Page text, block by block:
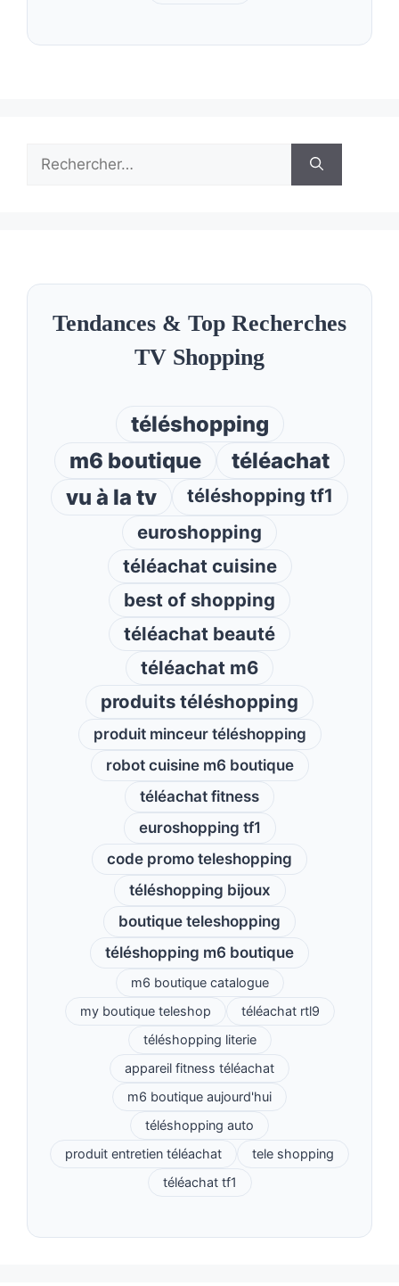
Rechercher :
Tendances & Top Recherches
TV Shopping
téléshopping
m6 boutique
téléachat
vu à la tv
téléshopping tf1
euroshopping
téléachat cuisine
best of shopping
téléachat beauté
téléachat m6
produits téléshopping
produit minceur téléshopping
robot cuisine m6 boutique
téléachat fitness
euroshopping tf1
code promo teleshopping
téléshopping bijoux
boutique teleshopping
téléshopping m6 boutique
m6 boutique catalogue
my boutique teleshop
téléachat rtl9
téléshopping literie
appareil fitness téléachat
m6 boutique aujourd'hui
téléshopping auto
produit entretien téléachat
tele shopping
téléachat tf1